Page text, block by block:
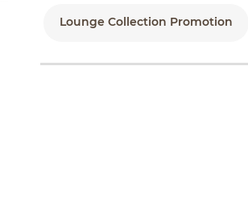
Lounge Collection Promotion